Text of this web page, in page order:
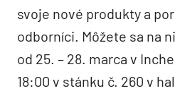
svoje nové produkty a
odborníci. Môžete sa na
od 25. – 28. marca v
18:00 v stánku č. 260 v